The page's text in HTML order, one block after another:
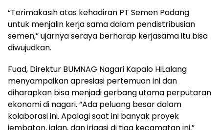
“Terimakasih atas kehadiran PT Semen Padang
untuk menjalin kerja sama dalam pendistribusian
semen,” ujarnya seraya berharap kerjasama itu bisa
diwujudkan.
Fuad, Direktur BUMNAG Nagari Kapalo HiLalang
menyampaikan apresiasi pertemuan ini dan
diharapkan bisa menjadi gerbang utama perputaran
ekonomi di nagari. “Ada peluang besar dalam
kolaborasi ini. Apalagi saat ini banyak proyek